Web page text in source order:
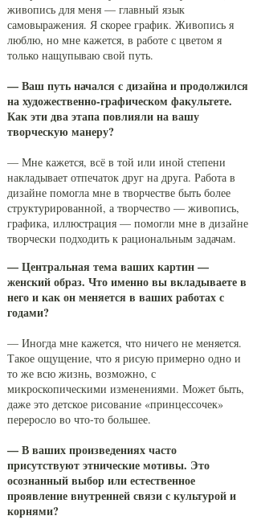
живопись для меня — главный язык
самовыражения. Я скорее график. Живопись я
люблю, но мне кажется, в работе с цветом я
только нащупываю свой путь.
— Ваш путь начался с дизайна и продолжился
на художественно-графическом факультете.
Как эти два этапа повлияли на вашу
творческую манеру?
— Мне кажется, всё в той или иной степени
накладывает отпечаток друг на друга. Работа в
дизайне помогла мне в творчестве быть более
структурированной, а творчество — живопись,
графика, иллюстрация — помогли мне в дизайне
творчески подходить к рациональным задачам.
— Центральная тема ваших картин —
женский образ. Что именно вы вкладываете в
него и как он меняется в ваших работах с
годами?
— Иногда мне кажется, что ничего не меняется.
Такое ощущение, что я рисую примерно одно и
то же всю жизнь, возможно, с
микроскопическими изменениями. Может быть,
даже это детское рисование «принцессочек»
переросло во что-то большее.
— В ваших произведениях часто
присутствуют этнические мотивы. Это
осознанный выбор или естественное
проявление внутренней связи с культурой и
корнями?